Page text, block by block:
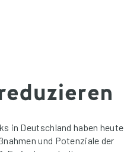
in Deutschland haben heute
und Potenziale der